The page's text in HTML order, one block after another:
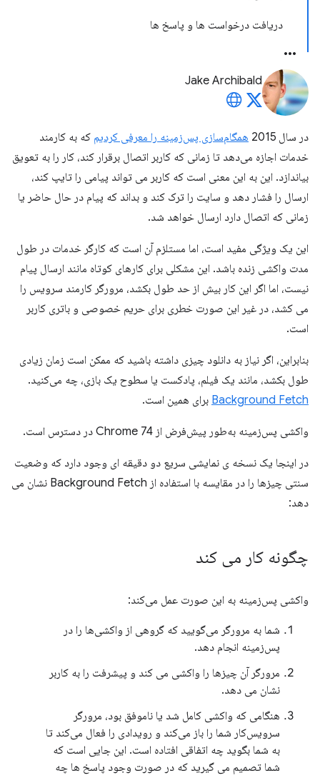
دریافت درخواست ها و پاسخ ها
Jake Archibald
در سال 2015 همگام‌سازی پس‌زمینه را معرفی کردیم که به کارمند
خدمات اجازه می‌دهد تا زمانی که کاربر اتصال برقرار کند، کار را به تعویق
بیاندازد. این به این معنی است که کاربر می تواند پیامی را تایپ کند،
ارسال را فشار دهد و سایت را ترک کند و بداند که پیام در حال حاضر یا
زمانی که اتصال دارد ارسال خواهد شد.
این یک ویژگی مفید است، اما مستلزم آن است که کارگر خدمات در طول
مدت واکشی زنده باشد. این مشکلی برای کارهای کوتاه مانند ارسال پیام
نیست، اما اگر این کار بیش از حد طول بکشد، مرورگر کارمند سرویس را
می کشد، در غیر این صورت خطری برای حریم خصوصی و باتری کاربر
است.
بنابراین، اگر نیاز به دانلود چیزی داشته باشید که ممکن است زمان زیادی
طول بکشد، مانند یک فیلم، پادکست یا سطوح یک بازی، چه می‌کنید.
Background Fetch برای همین است.
واکشی پس‌زمینه به‌طور پیش‌فرض از Chrome 74 در دسترس است.
در اینجا یک نسخه ی نمایشی سریع دو دقیقه ای وجود دارد که وضعیت
سنتی چیزها را در مقایسه با استفاده از Background Fetch نشان می
دهد:
چگونه کار می کند
واکشی پس‌زمینه به این صورت عمل می‌کند:
شما به مرورگر می‌گویید که گروهی از واکشی‌ها را در
پس‌زمینه انجام دهد.
مرورگر آن چیزها را واکشی می کند و پیشرفت را به کاربر
نشان می دهد.
هنگامی که واکشی کامل شد یا ناموفق بود، مرورگر
سرویس‌کار شما را باز می‌کند و رویدادی را فعال می‌کند تا
به شما بگوید چه اتفاقی افتاده است. این جایی است که
شما تصمیم می گیرید که در صورت وجود پاسخ ها چه